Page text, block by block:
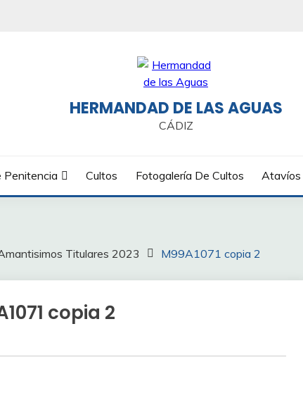
HERMANDAD DE LAS AGUAS
CÁDIZ
Penitencia Cultos Fotogalería De Cultos Atavíos
Titulares 2023
M99A1071 copia 2
copia 2